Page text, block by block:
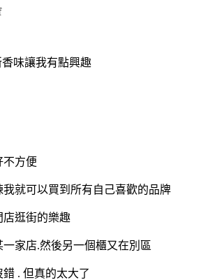
香味讓我有點興趣
不方便
就可以買到所有自己喜歡的品牌
店逛街的樂趣
家店.然後另一個櫃又在別區
. 但真的太大了